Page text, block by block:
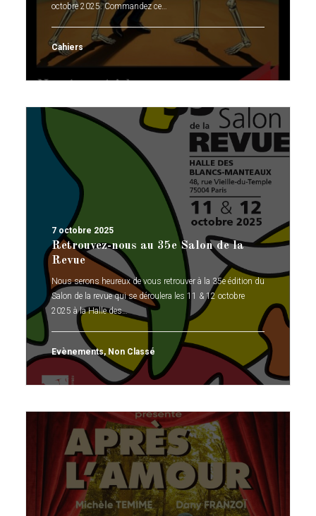
octobre 2025. Commandez ce…
Cahiers
7 octobre 2025
Retrouvez-nous au 35e Salon de la
Revue
Nous serons heureux de vous retrouver à la 35e édition du
Salon de la revue qui se déroulera les 11 & 12 octobre
2025 à la Halle des…
Evènements, Non Classé